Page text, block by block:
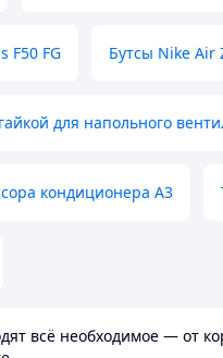
F50 FG Бутсы Nike Air
для напольного
кондиционера А3
всё необходимое — от